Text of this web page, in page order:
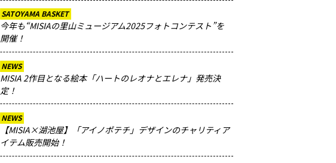
SATOYAMA BASKET
今年も“MISIAの里山ミュージアム2025フォトコンテスト”を
開催！
NEWS
MISIA 2作目となる絵本「ハートのレオナとエレナ」発売決
定！
NEWS
【MISIA×湖池屋】「アイノポテチ」デザインのチャリティア
イテム販売開始！